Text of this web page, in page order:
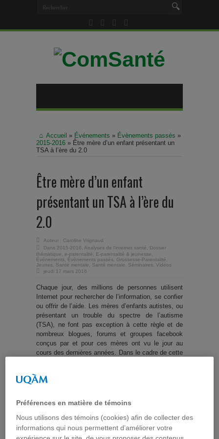
Accueil » Événements » Évènements passés »
2015-2016 » Être mère d’un enfant présentant un
TSA à l’ère du 2.0
Être mère d’un enfant
présentant un TSA à l’ère du
2.0
Auteur : Caroline Vrignaud
Dans 2015-2016 Analyses de l'internet santé
Dossier
thématique
e-parentalité E-parentalité & jeunesse
Événements
Évènements passés Grossesse-Parentalité
Jeunes
Santé mentale Santé mentale Séminaires Vidéos
jeudi 17 mars 2016
Chaque jour, des millions de personnes utilisent
Internet pour rechercher de l’information, se confier
ou offrir de l’aide. Les mères d’enfants autistes, ou
présentant un trouble du spectre de l’autisme
(TSA), ne font pas exception à cette règle et de
nombreux blogues, forums et groupes facebook
conçus par et pour ces mères ont vu le jour au
cours des dernières années. Dans le cadre de cette
mères de ces plateformes d’échange à partir de
d’un groupe facebook. Ces analyses permettent de
et de mieux comprendre comment cet espace peut
constituer une source de soutien et un lieu de
mobilisation. Elles révèlent notamment que la
Préférences en matière de témoins
Nous utilisons des témoins (cookies) afin de collecter des
informations qui nous permettent d’améliorer votre